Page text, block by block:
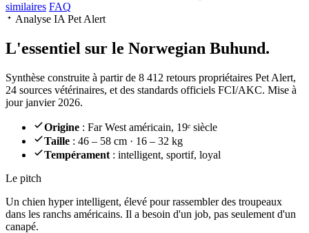
similaires FAQ
Analyse IA Pet Alert
L'essentiel sur le Norwegian Buhund.
Synthèse construite à partir de 8 412 retours propriétaires Pet Alert,
24 sources vétérinaires, et des standards officiels FCI/AKC. Mise à
jour janvier 2026.
Origine : Far West américain, 19ᵉ siècle
Taille : 46 – 58 cm · 16 – 32 kg
Tempérament : intelligent, sportif, loyal
Le pitch
Un chien hyper intelligent, élevé pour rassembler des troupeaux
dans les ranchs américains. Il a besoin d'un job, pas seulement d'un
canapé.